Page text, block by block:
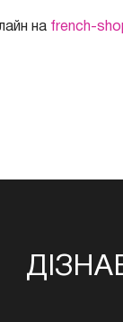
на french-